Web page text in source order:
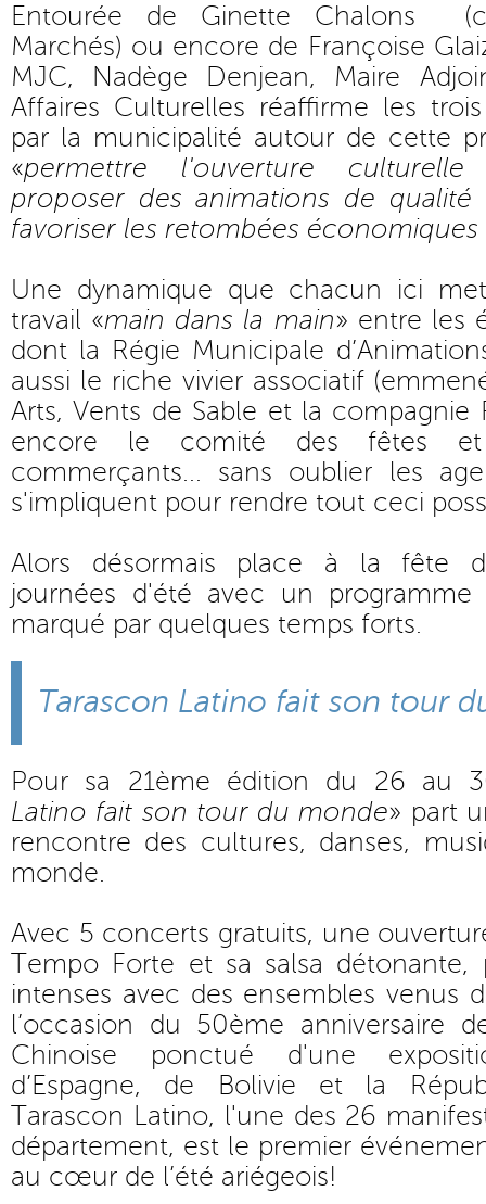
Entourée de Ginette Chalons
Marchés) ou encore de Françoise
MJC, Nadège Denjean, Maire
Affaires Culturelles réaffirme les
par la municipalité autour de cette
«permettre l'ouverture culturelle
proposer des animations de
favoriser les retombées économiques
Une dynamique que chacun ici
travail «main dans la main» entre les
dont la Régie Municipale
aussi le riche vivier associatif
Arts, Vents de Sable et la compagnie
encore le comité des fêtes et
commerçants... sans oublier les
s'impliquent pour rendre tout ceci
Alors désormais place à la fête
journées d'été avec un
marqué par quelques temps forts.
Tarascon Latino fait son tour
Pour sa 21ème édition du 26 au
Latino fait son tour du monde» part
rencontre des cultures, danses,
monde.
Avec 5 concerts gratuits, une
Tempo Forte et sa salsa détonante,
intenses avec des ensembles venus
l’occasion du 50ème anniversaire
Chinoise ponctué d'une
d’Espagne, de Bolivie et la
Tarascon Latino, l'une des 26
département, est le premier
au cœur de l’été ariégeois!